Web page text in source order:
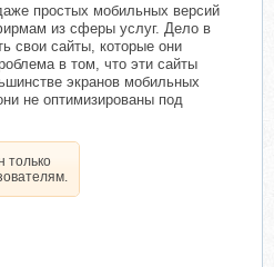
простых мобильных версий
из сферы услуг. Дело в
свои сайты, которые они
в том, что эти сайты
экранов мобильных
не оптимизированы под
только